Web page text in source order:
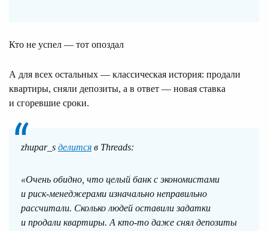
Кто не успел — тот опоздал
А для всех остальных — классическая история: продали
квартиры, сняли депозиты, а в ответ — новая ставка
и сгоревшие сроки.
zhupar_s делится в Threads:
«Очень обидно, что целый банк с экономистами
и риск-менеджерами изначально неправильно
рассчитали. Сколько людей оставили задатки
и продали квартиры. А кто-то даже снял депозиты